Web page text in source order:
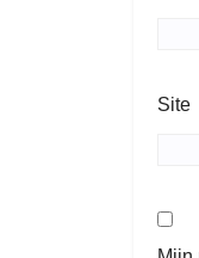
Site